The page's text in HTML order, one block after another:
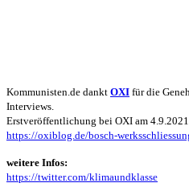
Kommunisten.de dankt OXI für die
Interviews.
Erstveröffentlichung bei OXI am 4.9.2021
https://oxiblog.de/bosch-
weitere Infos:
https://twitter.com/klimaundklasse